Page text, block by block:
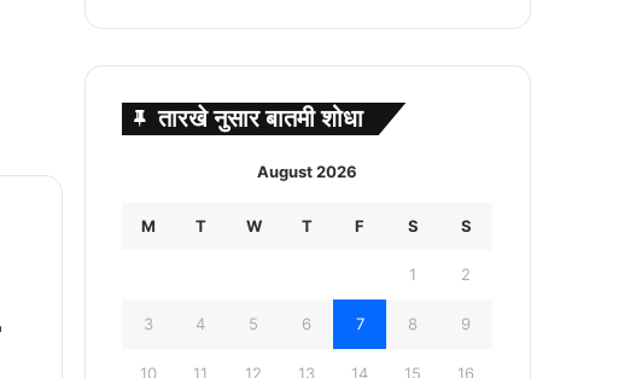
तारखे नुसार बातमी शोधा
August 2026
M T W T F S S
1 2
3 4 5 6 7 8 9
10 11 12 13 14 15 16